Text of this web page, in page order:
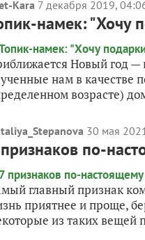
Kara 7 декабря 2019,
намек: "Хочу
Новый год —
нам в качестве
возрасте)
30 мая
по-
главный признак
приятнее и проще,
из таких вещей